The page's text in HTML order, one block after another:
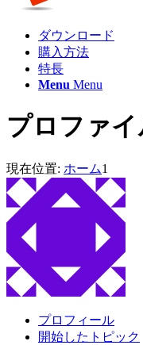
ダウンロード
購入方法
特長
Menu Menu
プロファ
現在位置: ホーム1
プロフィール
開始したトピック